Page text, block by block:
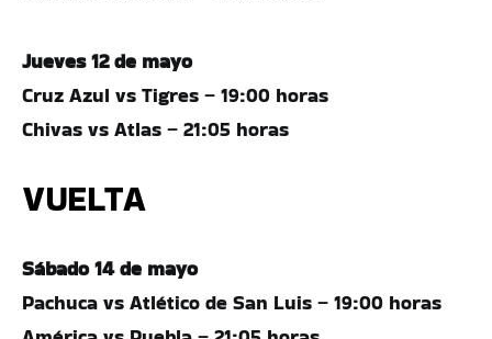
Jueves 12 de mayo
Cruz Azul vs Tigres – 19:00 horas
Chivas vs Atlas – 21:05 horas
VUELTA
Sábado 14 de mayo
Pachuca vs Atlético de San Luis – 19:00 horas